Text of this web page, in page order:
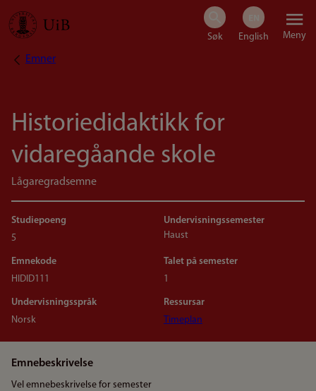
Hopp
Meny
Navigasjonssti
Emner
Historiedidaktikk for
vidaregåande skole
Lågaregradsemne
Studiepoeng
5
Undervisningssemester
Haust
Emnekode
HIDID111
Talet på semester
1
Undervisningsspråk
Norsk
Ressursar
Timeplan
Emnebeskrivelse
Vel emnebeskrivelse for semester